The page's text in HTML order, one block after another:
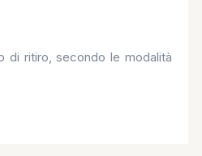
di ritiro, secondo le modalità